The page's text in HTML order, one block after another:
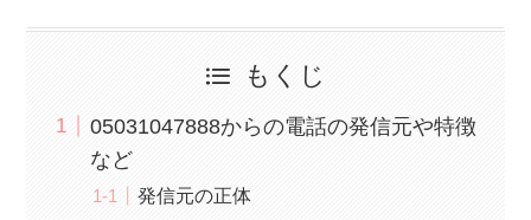
もくじ
05031047888からの電話の発信元や特徴
など
発信元の正体